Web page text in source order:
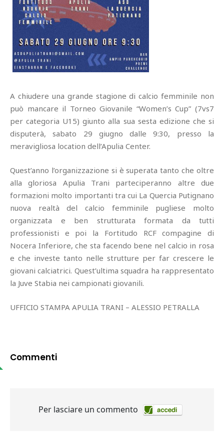
A chiudere una grande stagione di calcio femminile non
può mancare il Torneo Giovanile “Women’s Cup” (7vs7
per categoria U15) giunto alla sua sesta edizione che si
disputerà, sabato 29 giugno dalle 9:30, presso la
meravigliosa location dell’Apulia Center.
Quest’anno l’organizzazione si è superata tanto che oltre
alla gloriosa Apulia Trani parteciperanno altre due
formazioni molto importanti tra cui La Quercia Putignano
nuova realtà del calcio femminile pugliese molto
organizzata e ben strutturata formata da tutti
professionisti e poi la Fortitudo RCF compagine di
Nocera Inferiore, che sta facendo bene nel calcio in rosa
e che investe tanto nelle strutture per far crescere le
giovani calciatrici. Quest’ultima squadra ha rappresentato
la Juve Stabia nei campionati giovanili.
UFFICIO STAMPA APULIA TRANI – ALESSIO PETRALLA
Commenti